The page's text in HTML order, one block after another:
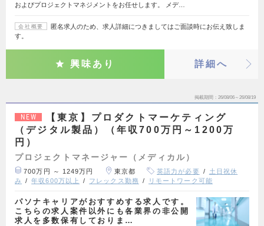
およびプロジェクトマネジメントをお任せします。 メデ…
会社概要
匿名求人のため、求人詳細につきましてはご面談時にお伝え致しま
す。
興味あり 詳細へ
掲載期間 26/08/06～26/08/19
NEW
【東京】プロダクトマーケティング
（デジタル製品）（年収700万円～1200万
円）
プロジェクトマネージャー（メディカル）
700万円 ～ 1249万円 東京都 英語力が必要
土日祝休
み
年収600万以上 フレックス勤務 リモートワーク可能
パソナキャリアがおすすめする求人です。
こちらの求人案件以外にも各業界の非公開
求人を多数保有しておりま…